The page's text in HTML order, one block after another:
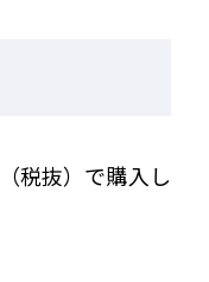
税抜）で購入し